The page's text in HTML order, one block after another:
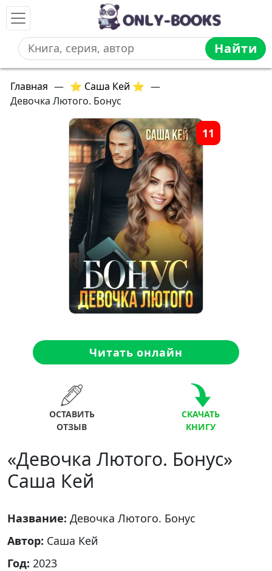
Найти
Главная — ⭐ Саша Кей ⭐ —
Девочка Лютого. Бонус
11
Читать онлайн
ОСТАВИТЬ
ОТЗЫВ
СКАЧАТЬ
КНИГУ
«Девочка Лютого. Бонус»
Саша Кей
Название: Девочка Лютого. Бонус
Автор: Саша Кей
Год: 2023